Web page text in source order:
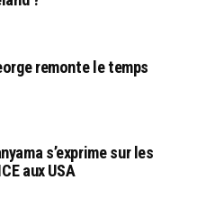
remonte le temps
s’exprime sur les
aux USA